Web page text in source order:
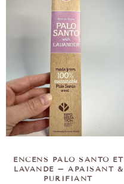
ENCENS PALO SANTO ET
LAVANDE – APAISANT &
PURIFIANT